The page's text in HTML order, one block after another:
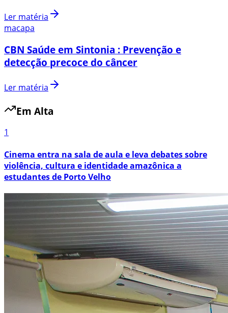
Ler matéria
macapa
CBN Saúde em Sintonia : Prevenção e
detecção precoce do câncer
Ler matéria
Em Alta
1
Cinema entra na sala de aula e leva debates sobre
violência, cultura e identidade amazônica a
estudantes de Porto Velho